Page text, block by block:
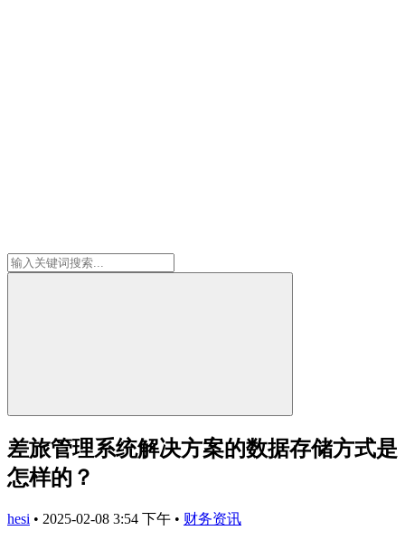
差旅管理系统解决方案的数据存储方式是
怎样的？
hesi • 2025-02-08 3:54 下午 • 财务资讯